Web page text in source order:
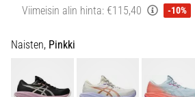
suunnanmuutoksia.
se
oikein,
missä
Viimeisin alin hinta: €115,40 -10%
Naisten, Pinkki